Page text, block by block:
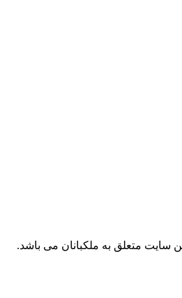
سایت متعلق به ملکبانان می باشد.